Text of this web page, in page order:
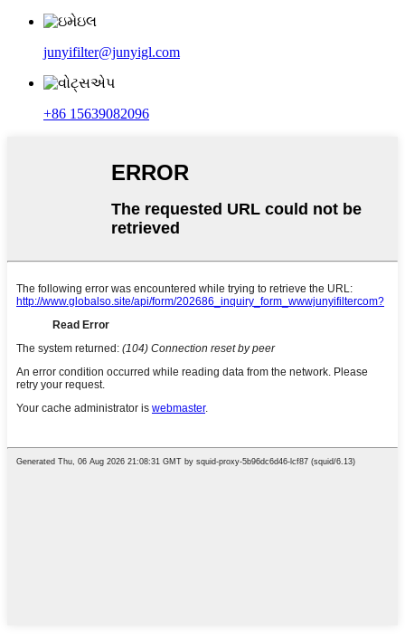
junyifilter@junyigl.com
+86 15639082096